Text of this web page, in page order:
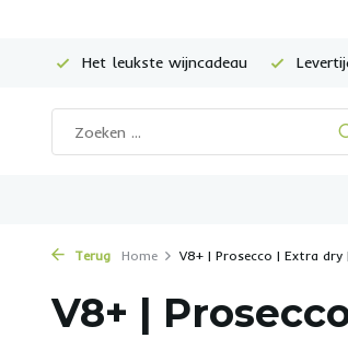
Het leukste wijncadeau
Terug Home V8+ | Prosecco | Extra dry
V8+ |